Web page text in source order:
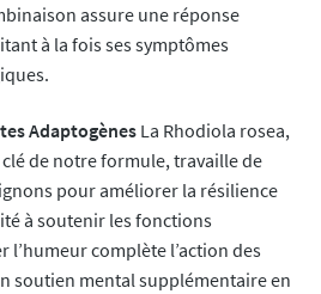
assure une réponse
à la fois ses symptômes
AdaptogènesLa Rhodiola rosea,
de notre formule, travaille de
pour améliorer la résilience
à soutenir les fonctions
l’humeur complète l’action des
soutien mental supplémentaire en